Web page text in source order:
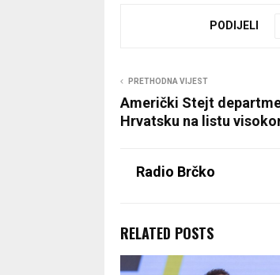
PODIJELI
PRETHODNA VIJEST
Američki Stejt
Hrvatsku na listu
Radio Brčko
RELATED POSTS